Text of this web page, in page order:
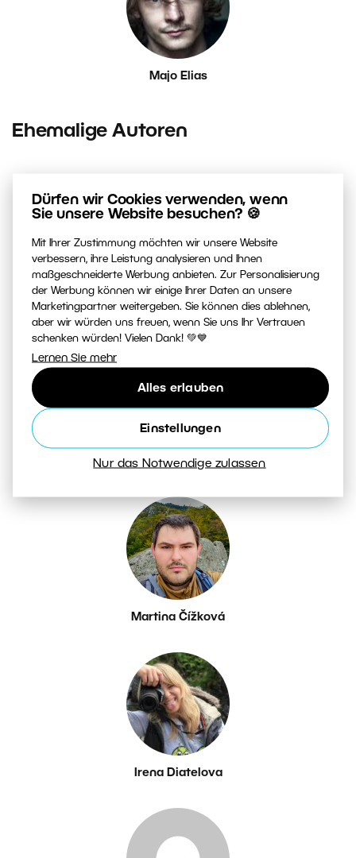
Dürfen wir Cookies verwenden, wenn
Sie unsere Website besuchen? 🍪
Mit Ihrer Zustimmung möchten wir unsere Website
verbessern, ihre Leistung analysieren und Ihnen
maßgeschneiderte Werbung anbieten. Zur Personalisierung
der Werbung können wir einige Ihrer Daten an unsere
Marketingpartner weitergeben. Sie können dies ablehnen,
aber wir würden uns freuen, wenn Sie uns Ihr Vertrauen
schenken würden! Vielen Dank! 💚💙
Lernen Sie mehr
Alles erlauben
Einstellungen
Nur das Notwendige zulassen
Majo Elias
Ehemalige Autoren
Ester Dobiášová
Petr Březina
Martina Čížková
Irena Diatelova